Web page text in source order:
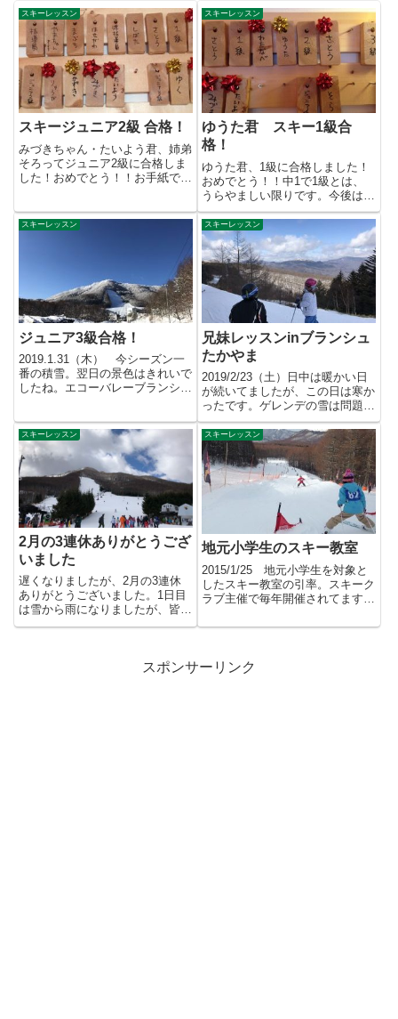
スキーレッスン
スキージュニア2級 合格！
みづきちゃん・たいよう君、姉弟
そろってジュニア2級に合格しま
した！おめでとう！！お手紙で知
スキーレッスン
ゆうた君 スキー1級合
格！
ゆうた君、1級に合格しました！
おめでとう！！中1で1級とは、
うらやましい限りです。今後は、
スキー部でレースに注力すると
の...
スキーレッスン
ジュニア3級合格！
2019.1.31（木） 今シーズン一
番の積雪。翌日の景色はきれいで
したね。エコーバレーブランシュ
スキーレッスン
兄妹レッスンinブランシュ
たかやま
2019/2/23（土）日中は暖かい日
が続いてましたが、この日は寒か
ったです。ゲレンデの雪は問題な
くありますが、バーンは...
スキーレッスン
2月の3連休ありがとうござ
いました
遅くなりましたが、2月の3連休
ありがとうございました。1日目
は雪から雨になりましたが、皆さ
ん滑ってました。絞れるグロー
スキーレッスン
地元小学生のスキー教室
2015/1/25 地元小学生を対象と
したスキー教室の引率。スキーク
ラブ主催で毎年開催されてます。
スポンサーリンク